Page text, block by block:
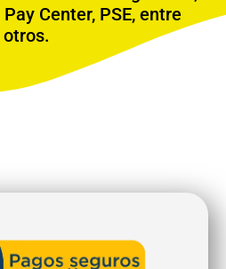
Center, PSE, entre
otros.